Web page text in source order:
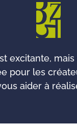
excitante,
pour les
aider à